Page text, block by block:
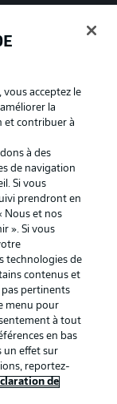
d’utilisation des
préférences
vous acceptez le
la
et contribuer à
à des
de navigation
Si vous
prendront en
Nous et nos
». Si vous
technologies de
contenus et
pertinents
menu pour
à tout
en bas
un effet sur
reportez-
de